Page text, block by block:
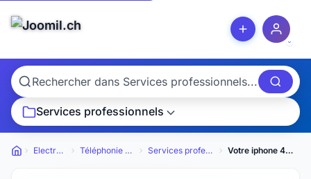
Services professionnels
Petites annonces
Electronique Téléphonie & Natels Services professionnels Votre iphone 4G ou 4S brisé: je me dépla